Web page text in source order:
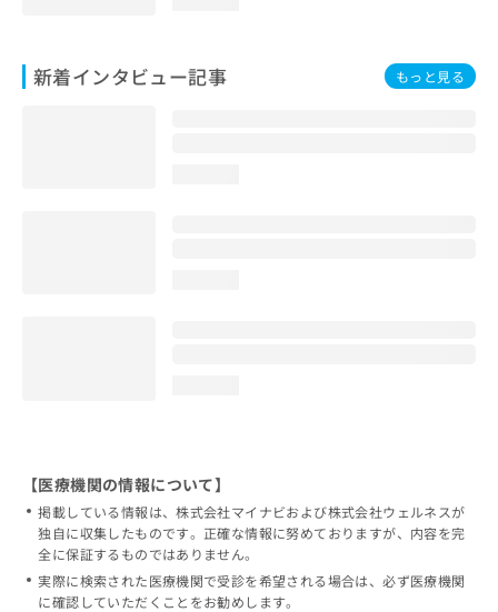
新着インタビュー記事 もっと見る
【医療機関の情報について】
掲載している情報は、株式会社マイナビおよび株式会社ウェルネスが
独自に収集したものです。正確な情報に努めておりますが、内容を完
全に保証するものではありません。
実際に検索された医療機関で受診を希望される場合は、必ず医療機関
に確認していただくことをお勧めします。